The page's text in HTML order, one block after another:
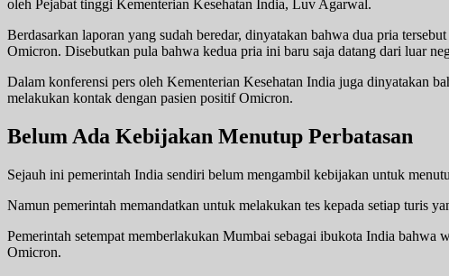
oleh Pejabat tinggi Kementerian Kesehatan India, Luv Agarwal.
Berdasarkan laporan yang sudah beredar, dinyatakan bahwa dua pria
Omicron. Disebutkan pula bahwa kedua pria ini baru saja datang dari luar
Dalam konferensi pers oleh Kementerian Kesehatan India juga dinyatakan
melakukan kontak dengan pasien positif Omicron.
Belum Ada Kebijakan Menutup Perbatasan
Sejauh ini pemerintah India sendiri belum mengambil kebijakan untuk
Namun pemerintah memandatkan untuk melakukan tes kepada setiap turis
Pemerintah setempat memberlakukan Mumbai sebagai ibukota India
Omicron.